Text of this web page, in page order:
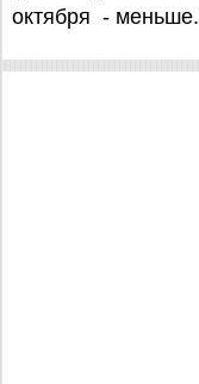
октября - меньше.